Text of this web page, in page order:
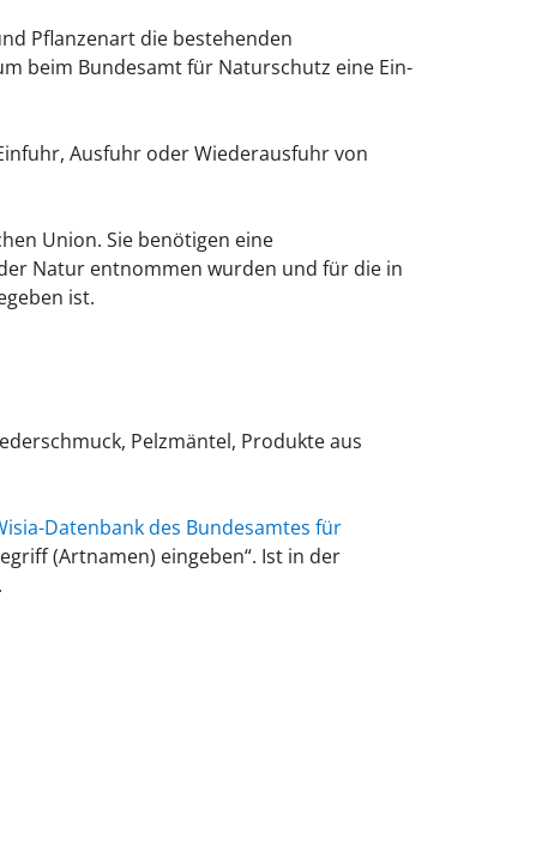
Pflanzenart die bestehenden
beim Bundesamt für Naturschutz eine Ein-
Ausfuhr oder Wiederausfuhr von
Union. Sie benötigen eine
Natur entnommen wurden und für die in
ist.
Pelzmäntel, Produkte aus
Datenbank des Bundesamtes für
(Artnamen) eingeben“. Ist in der